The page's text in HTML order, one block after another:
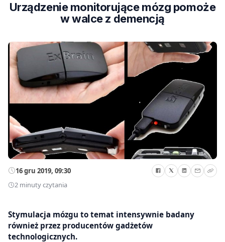
Urządzenie monitorujące mózg pomoże
w walce z demencją
16 gru 2019, 09:30
2 minuty czytania
Stymulacja mózgu to temat intensywnie badany
również przez producentów gadżetów
technologicznych.